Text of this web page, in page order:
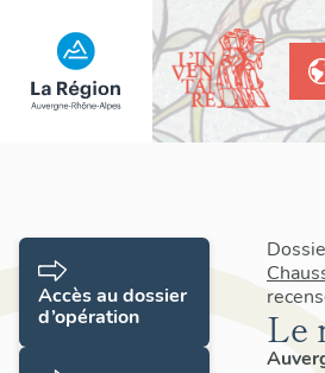
Le
Accès au dossier
d’opération